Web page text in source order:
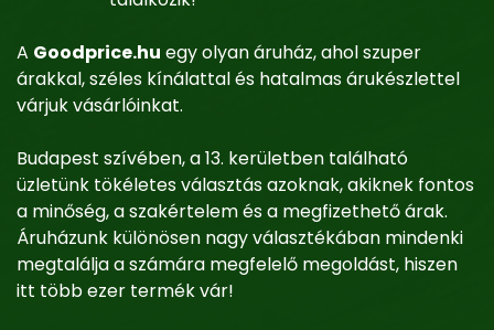
A Goodprice.hu egy olyan áruház, ahol szuper
árakkal, széles kínálattal és hatalmas árukészlettel
várjuk vásárlóinkat.
Budapest szívében, a 13. kerületben található
üzletünk tökéletes választás azoknak, akiknek fontos
a minőség, a szakértelem és a megfizethető árak.
Áruházunk különösen nagy választékában mindenki
megtalálja a számára megfelelő megoldást, hiszen
itt több ezer termék vár!